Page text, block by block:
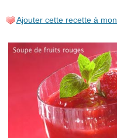
Ajouter cette recette à